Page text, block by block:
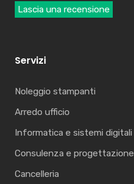
Lascia una recensione
Servizi
Noleggio stampanti
Arredo ufficio
Informatica e sistemi digitali
Consulenza e progettazione
Cancelleria